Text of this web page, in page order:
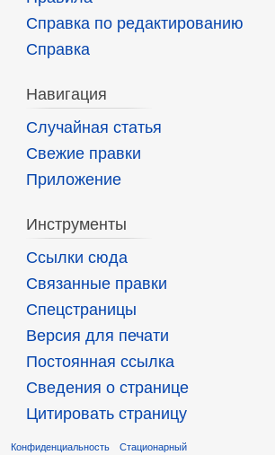
Справка по редактированию
Справка
Навигация
Случайная статья
Свежие правки
Приложение
Инструменты
Ссылки сюда
Связанные правки
Спецстраницы
Версия для печати
Постоянная ссылка
Сведения о странице
Цитировать страницу
Конфиденциальность Стационарный